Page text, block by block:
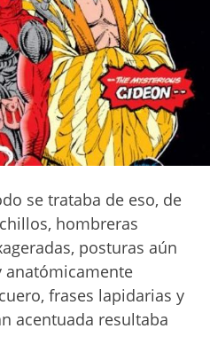
se trataba de eso, de
hombreras
posturas aún
anatómicamente
frases lapidarias y
acentuada resultaba